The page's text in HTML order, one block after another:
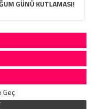
GÜNÜ KUTLAMASI!
Geç